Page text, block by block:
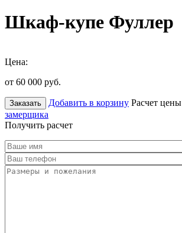
Шкаф-купе Фуллер
Цена:
от 60 000 руб.
Заказать Добавить в корзину Расчет цены
замерщика
Получить расчет